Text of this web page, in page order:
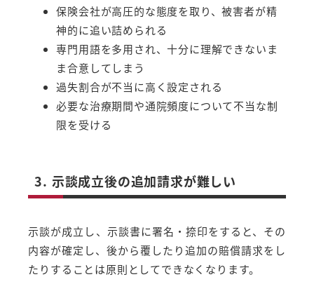
保険会社が高圧的な態度を取り、被害者が精
神的に追い詰められる
専門用語を多用され、十分に理解できないま
ま合意してしまう
過失割合が不当に高く設定される
必要な治療期間や通院頻度について不当な制
限を受ける
3. 示談成立後の追加請求が難しい
示談が成立し、示談書に署名・捺印をすると、その
内容が確定し、後から覆したり追加の賠償請求をし
たりすることは原則としてできなくなります。